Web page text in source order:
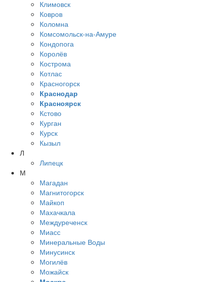
Климовск
Ковров
Коломна
Комсомольск-на-Амуре
Кондопога
Королёв
Кострома
Котлас
Красногорск
Краснодар
Красноярск
Кстово
Курган
Курск
Кызыл
Л
Липецк
М
Магадан
Магнитогорск
Майкоп
Махачкала
Междуреченск
Миасс
Минеральные Воды
Минусинск
Могилёв
Можайск